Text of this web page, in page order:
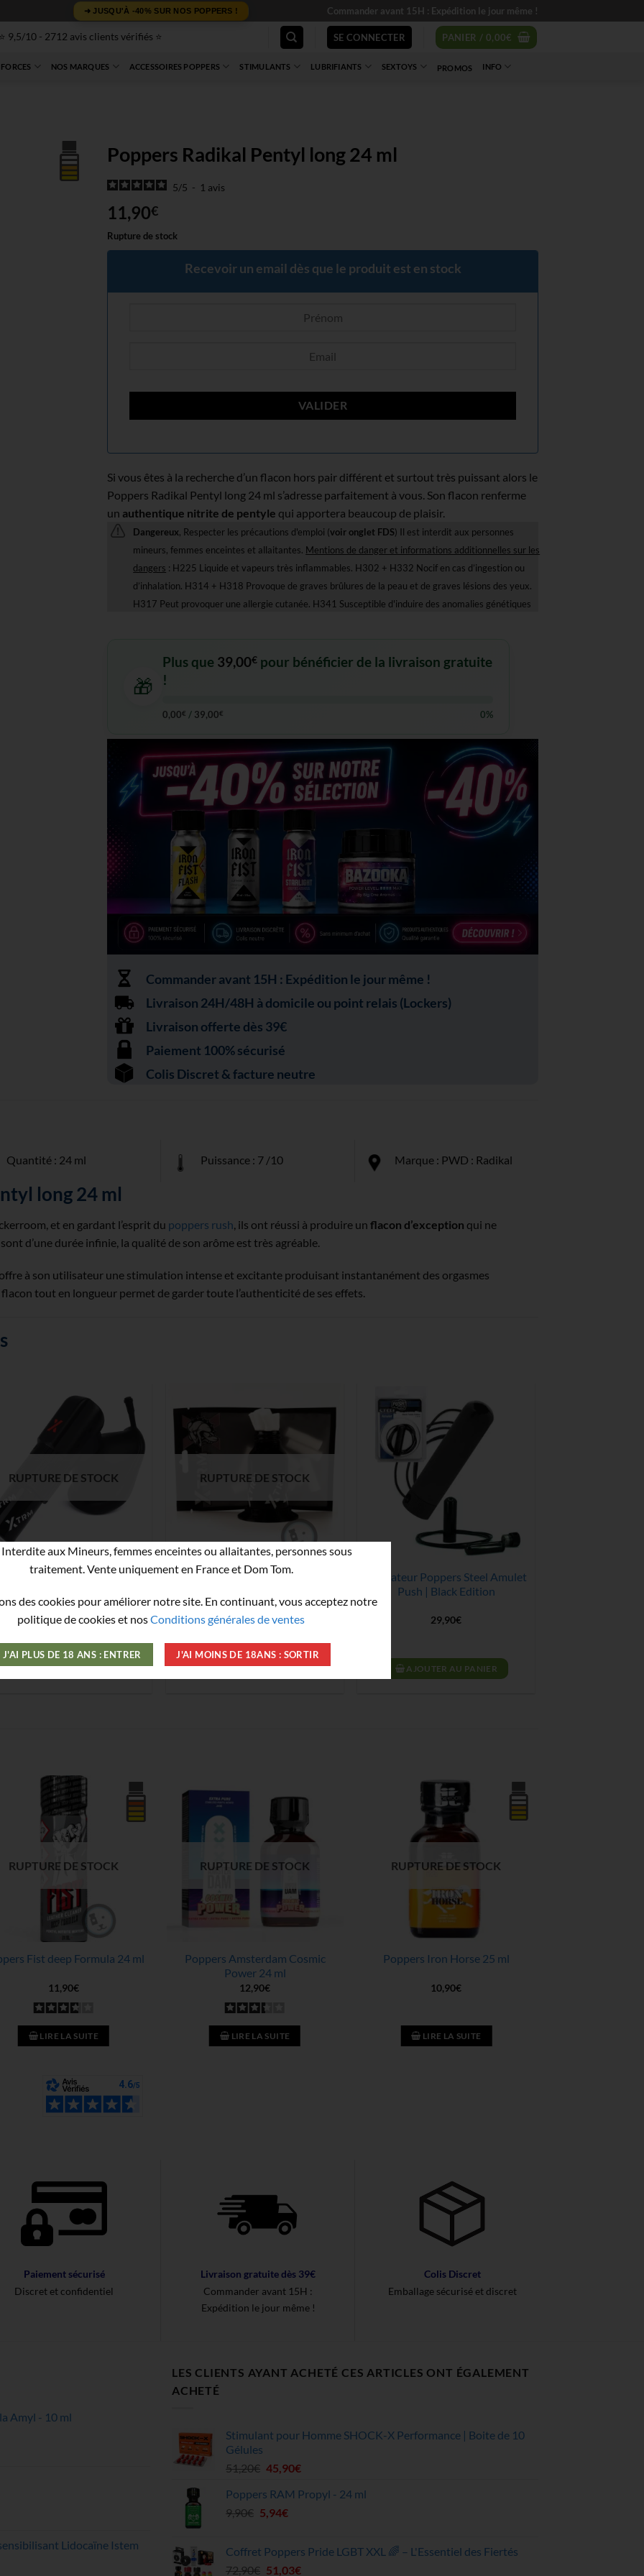
➜ JUSQU'À -40% SUR NOS POPPERS ! Commander avant 15H : Expédition le jour même !
⭐ 9,5/10 - 2712 avis clients vérifiés ⭐ SE CONNECTER PANIER / 0,00€
NOS MARQUES ACCESSOIRES POPPERS STIMULANTS LUBRIFIANTS SEXTOYS PROMOS INFO
Poppers Radikal Pentyl long 24 ml
5/5 - 1 avis
11,90€
Rupture de stock
Recevoir un email dès que le produit est en stock
Si vous êtes à la recherche d’un flacon hors pair différent et surtout très puissant alors le
Poppers Radikal Pentyl long 24 ml s’adresse parfaitement à vous. Son flacon renferme
un authentique nitrite de pentyle qui apportera beaucoup de plaisir.
Dangereux, Respecter les précautions d'emploi (voir onglet FDS) Il est interdit aux personnes
mineurs, femmes enceintes et allaitantes. Mentions de danger et informations additionnelles sur les
dangers : H225 Liquide et vapeurs très inflammables. H302 + H332 Nocif en cas d’ingestion ou
d’inhalation. H314 + H318 Provoque de graves brûlures de la peau et de graves lésions des yeux.
H317 Peut provoquer une allergie cutanée. H341 Susceptible d'induire des anomalies génétiques
🎁
Plus que 39,00€ pour bénéficier de la livraison gratuite
!
0,00€ / 39,00€ 0%
Commander avant 15H : Expédition le jour même !
Livraison 24H/48H à domicile ou point relais (Lockers)
Livraison offerte dès 39€
Paiement 100% sécurisé
Colis Discret & facture neutre
Quantité : 24 ml Puissance : 7 /10 Marque : PWD : Radikal
long 24 ml
et en gardant l’esprit du poppers rush , ils ont réussi à produire un flacon d’exception qui ne
d’une durée infinie, la qualité de son arôme est très agréable.
à son utilisateur une stimulation intense et excitante produisant instantanément des orgasmes
tout en longueur permet de garder toute l’authenticité de ses effets.
RUPTURE DE STOCK
Masque Inhalateur Pour
85,50€
LIRE LA SUITE
RUPTURE DE STOCK
9 Cotons Sticks pour Masque
4,40€
LIRE LA SUITE
Inhalateur Poppers Steel Amulet
Push | Black Edition
29,90€
AJOUTER AU PANIER
RUPTURE DE STOCK
Fist deep Formula 24 ml
11,90€
LIRE LA SUITE
RUPTURE DE STOCK
Poppers Amsterdam Cosmic
Power 24 ml
12,90€
LIRE LA SUITE
RUPTURE DE STOCK
Poppers Iron Horse 25 ml
10,90€
LIRE LA SUITE
Paiement sécurisé
Discret et confidentiel
Livraison gratuite dès 39€
Commander avant 15H :
Expédition le jour même !
Colis Discret
Emballage sécurisé et discret
Amyl - 10 ml
Lidocaïne Istem
LES CLIENTS AYANT ACHETÉ CES ARTICLES ONT ÉGALEMENT
ACHETÉ
Stimulant pour Homme SHOCK-X Performance | Boite de 10
Gélules
51,20€ Le
initial
était :
45,90€Le
actuel
Poppers RAM Propyl - 24 ml
9,90€ Le
était :
9,90€.
5,94€Le
est :
5,94€.
Coffret Poppers Pride LGBT XXL 🌈 – L'Essentiel des Fiertés
72,90€ Le
51,03€Le
aux Mineurs, femmes enceintes ou allaitantes, personnes sous
traitement. Vente uniquement en France et Dom Tom.
des cookies pour améliorer notre site. En continuant, vous acceptez notre
politique de cookies et nosConditions générales de ventes
J'AI PLUS DE 18 ANS : ENTRER J'AI MOINS DE 18ANS : SORTIR